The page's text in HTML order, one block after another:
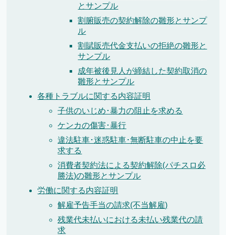
とサンプル
割腑販売の契約解除の雛形とサンプ
ル
割賦販売代金支払いの拒絶の雛形と
サンプル
成年被後見人が締結した契約取消の
雛形とサンプル
各種トラブルに関する内容証明
子供のいじめ･暴力の阻止を求める
ケンカの傷害･暴行
違法駐車･迷惑駐車･無断駐車の中止を要
求する
消費者契約法による契約解除(パチスロ必
勝法)の雛形とサンプル
労働に関する内容証明
解雇予告手当の請求(不当解雇)
残業代未払いにおける未払い残業代の請
求